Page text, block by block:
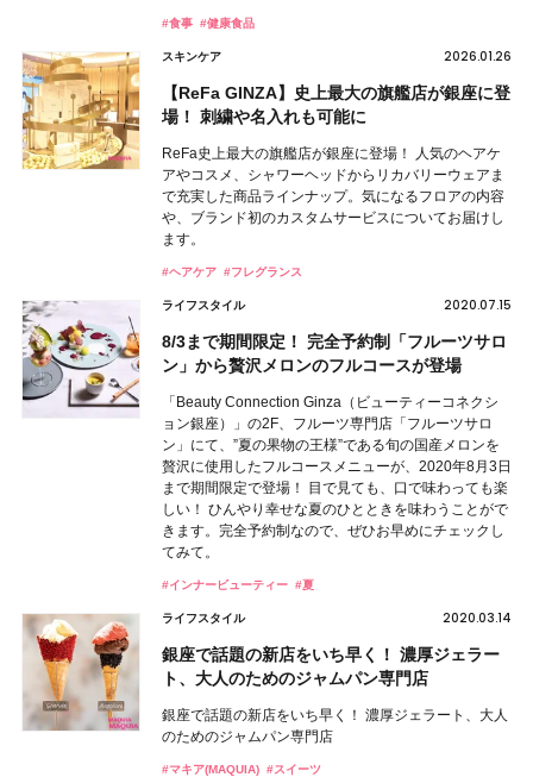
#食事 #健康食品
スキンケア 2026.01.26
【ReFa GINZA】史上最大の旗艦店が銀座に登
場！ 刺繍や名入れも可能に
ReFa史上最大の旗艦店が銀座に登場！ 人気のヘアケ
アやコスメ、シャワーヘッドからリカバリーウェアま
で充実した商品ラインナップ。気になるフロアの内容
や、ブランド初のカスタムサービスについてお届けし
ます。
#ヘアケア #フレグランス
ライフスタイル 2020.07.15
8/3まで期間限定！ 完全予約制「フルーツサロ
ン」から贅沢メロンのフルコースが登場
「Beauty Connection Ginza（ビューティーコネクシ
ョン銀座）」の2F、フルーツ専門店「フルーツサロ
ン」にて、”夏の果物の王様”である旬の国産メロンを
贅沢に使用したフルコースメニューが、2020年8月3日
まで期間限定で登場！ 目で見ても、口で味わっても楽
しい！ ひんやり幸せな夏のひとときを味わうことがで
きます。完全予約制なので、ぜひお早めにチェックし
てみて。
#インナービューティー #夏
ライフスタイル 2020.03.14
銀座で話題の新店をいち早く！ 濃厚ジェラー
ト、大人のためのジャムパン専門店
銀座で話題の新店をいち早く！ 濃厚ジェラート、大人
のためのジャムパン専門店
#マキア(MAQUIA) #スイーツ